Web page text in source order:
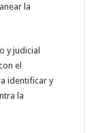
la
y judicial
el
identificar y
la